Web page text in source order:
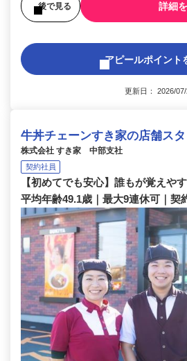
後で見る 詳細
アピールポイント
更新日： 2026/
牛丼チェーンすき家の店舗ス
株式会社 すき家 中部支社
契約社員
【初めてでも安心】誰もが覚えや
平均年齢49.1歳｜最大9連休可｜契